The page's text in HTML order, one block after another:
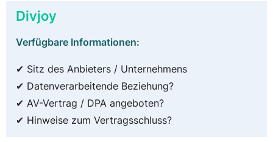
Divjoy
Verfügbare Informationen:
✔ Sitz des Anbieters / Unternehmens
✔ Datenverarbeitende Beziehung?
✔ AV-Vertrag / DPA angeboten?
✔ Hinweise zum Vertragsschluss?